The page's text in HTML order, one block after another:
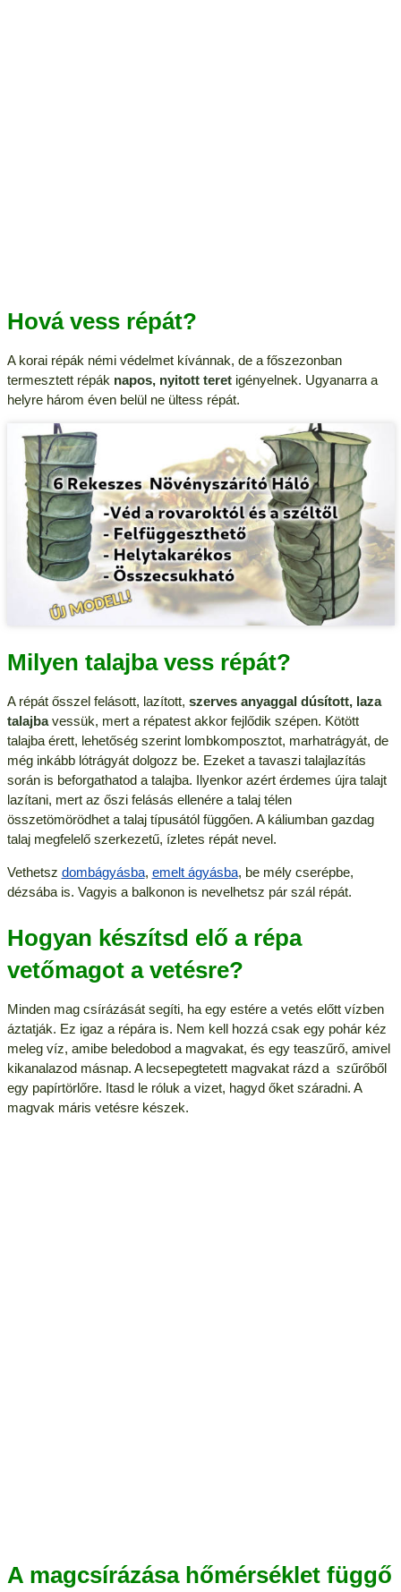
Hová vess répát?
A korai répák némi védelmet kívánnak, de a főszezonban
termesztett répák napos, nyitott teretigényelnek. Ugyanarra a
helyre három éven belül ne ültess répát.
Milyen talajba vess répát?
A répát ősszel felásott, lazított, szerves anyaggal dúsított, laza
talajbavessük, mert a répatest akkor fejlődik szépen. Kötött
talajba érett, lehetőség szerint lombkomposztot, marhatrágyát, de
még inkább lótrágyát dolgozz be. Ezeket a tavaszi talajlazítás
során is beforgathatod a talajba. Ilyenkor azért érdemes újra talajt
lazítani, mert az őszi felásás ellenére a talaj télen
összetömörödhet a talaj típusától függően. A káliumban gazdag
talaj megfelelő szerkezetű, ízletes répát nevel.
Vethetsz dombágyásba, emelt ágyásba, be mély cserépbe,
dézsába is. Vagyis a balkonon is nevelhetsz pár szál répát.
Hogyan készítsd elő a répa
vetőmagot a vetésre?
Minden mag csírázását segíti, ha egy estére a vetés előtt vízben
áztatják. Ez igaz a répára is. Nem kell hozzá csak egy pohár kéz
meleg víz, amibe beledobod a magvakat, és egy teaszűrő, amivel
kikanalazod másnap. A lecsepegtetett magvakat rázd a szűrőből
egy papírtörlőre. Itasd le róluk a vizet, hagyd őket száradni. A
magvak máris vetésre készek.
A magcsírázása hőmérséklet függő